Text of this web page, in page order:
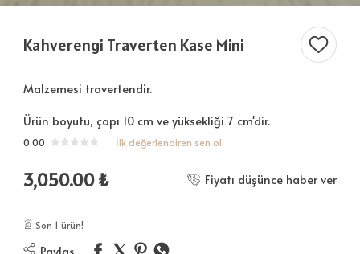
Kahverengi Traverten Kase Mini
Malzemesi travertendir.
Ürün boyutu, çapı 10 cm ve yüksekliği 7 cm'dir.
0.00 İlk değerlendiren sen ol
3,050.00₺ Fiyatı düşünce haber ver
Son 1 ürün!
Paylaş